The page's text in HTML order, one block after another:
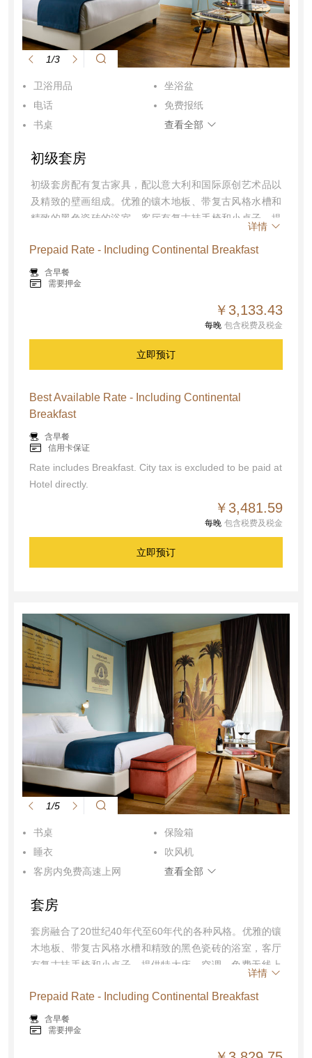
1/3
卫浴用品
坐浴盆
电话
免费报纸
书桌
查看全部
睡衣
夜床服务
拖鞋
保险箱
烟雾报警器
初级套房
初级套房配有复古家具，配以意大利和国际原创艺术品以
及精致的壁画组成。优雅的镶木地板、带复古风格水槽和
精致的黑色瓷砖的浴室，客厅有复古扶手椅和小桌子。提
供特大床、空调、免费无线上网、智能电视、步入式淋
浴、保险箱、茶和咖啡设施、吹风机、坐浴盆。面积：25
至30平方米
详情
Prepaid Rate - Including Continental Breakfast
含早餐
需要押金
￥3,133.43
每晚 包含税费及税金
立即预订
Best Available Rate - Including Continental
Breakfast
含早餐
信用卡保证
Rate includes Breakfast. City tax is excluded to be paid at
Hotel directly.
￥3,481.59
每晚 包含税费及税金
立即预订
1/5
书桌
保险箱
睡衣
吹风机
客房内免费高速上网
查看全部
空调
迷你吧
电话
夜床服务
拖鞋
套房
套房融合了20世纪40年代至60年代的各种风格。优雅的镶
木地板、带复古风格水槽和精致的黑色瓷砖的浴室，客厅
有复古扶手椅和小桌子。提供特大床、空调、免费无线上
网、智能电视、步入式淋浴、保险箱、茶和咖啡设施、吹
风机、坐浴盆。面积：30平方米
详情
Prepaid Rate - Including Continental Breakfast
含早餐
需要押金